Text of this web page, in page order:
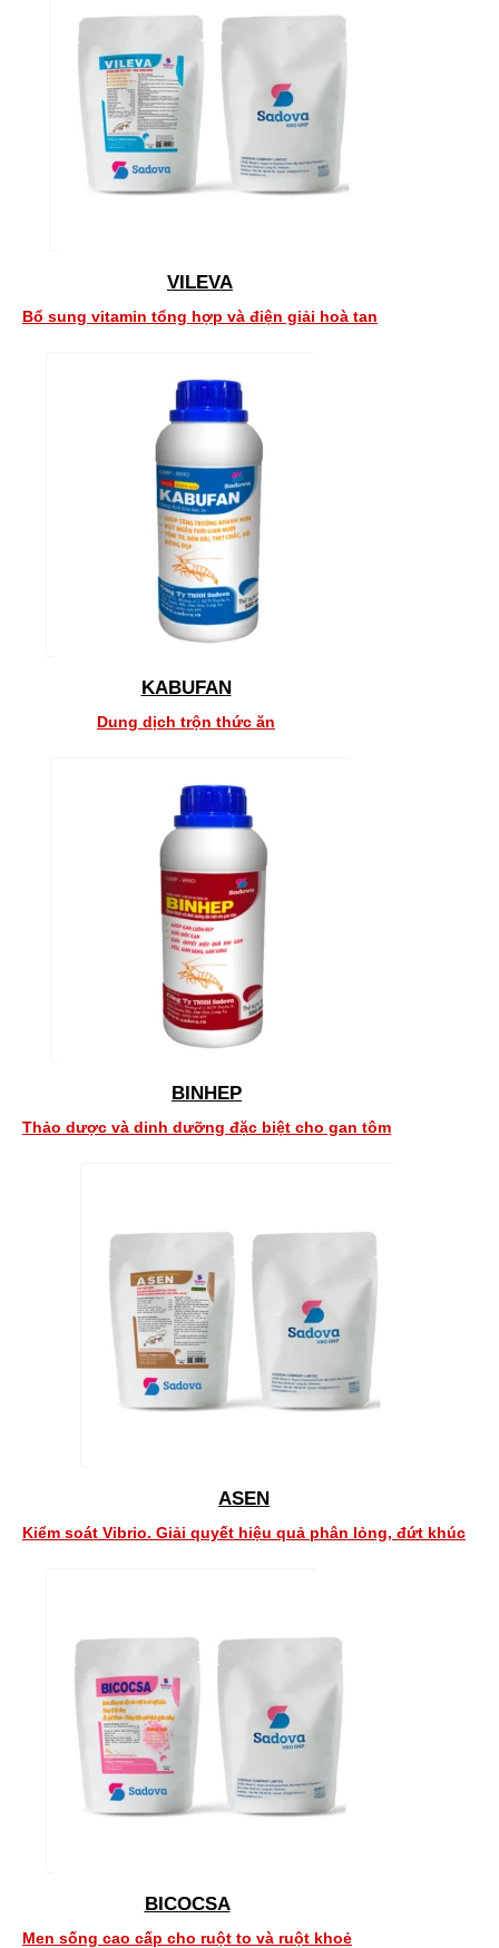
VILEVA
Bổ sung vitamin tổng hợp và điện giải hoà tan
KABUFAN
Dung dịch trộn thức ăn
BINHEP
Thảo dược và dinh dưỡng đặc biệt cho gan tôm
ASEN
Kiểm soát Vibrio. Giải quyết hiệu quả phân lỏng, đứt khúc
BICOCSA
Men sống cao cấp cho ruột to và ruột khoẻ